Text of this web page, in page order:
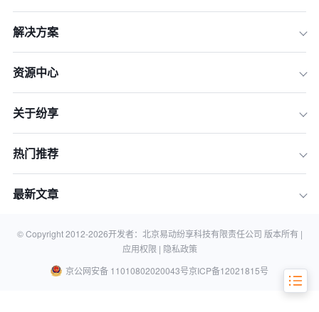
相关问答：
解决方案
资源中心
关于纷享
热门推荐
最新文章
© Copyright 2012-2026开发者：北京易动纷享科技有限责任公司 版本所有 |
应用权限 | 隐私政策
京公网安备 11010802020043号京ICP备12021815号